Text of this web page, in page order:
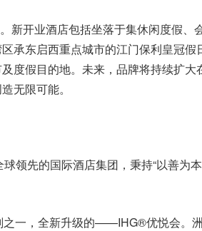
新开业酒店包括坐落于集休闲度假、
承东启西重点城市的江门保利皇冠假
度假目的地。未来，品牌将持续扩大
无限可能。
领先的国际酒店集团，秉持“以善为本
之一，全新升级的——IHG®优悦会。洲